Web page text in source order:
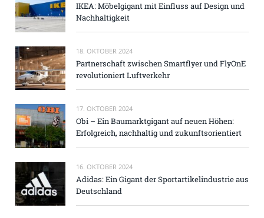
IKEA: Möbelgigant mit Einfluss auf Design und
Nachhaltigkeit
18. OKTOBER 2024
Partnerschaft zwischen Smartflyer und FlyOnE
revolutioniert Luftverkehr
17. OKTOBER 2024
Obi – Ein Baumarktgigant auf neuen Höhen:
Erfolgreich, nachhaltig und zukunftsorientiert
16. OKTOBER 2024
Adidas: Ein Gigant der Sportartikelindustrie aus
Deutschland